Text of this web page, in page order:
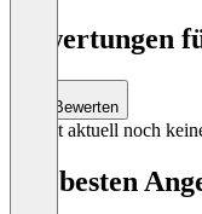
Bewertungen
Bewerten
Es gibt aktuell noch
Die besten